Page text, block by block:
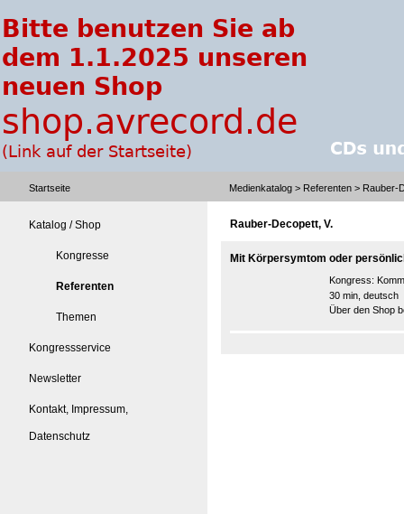
Startseite Medienkatalog > Referenten > Rauber-
Katalog / Shop
Kongresse
Referenten
Themen
Kongressservice
Newsletter
Kontakt, Impressum,
Datenschutz
Rauber-Decopett, V.
Mit Körpersymtom oder
Kongress:
30 min, deutsch
Über den Shop